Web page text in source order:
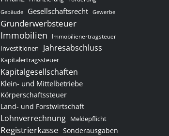
Gebäude Gesellschaftsrecht Gewerbe
Grunderwerbsteuer
Immobilien Immobilienertragsteuer
Investitionen Jahresabschluss
Kapitalertragssteuer
Kapitalgesellschaften
Klein- und Mittelbetriebe
Körperschaftssteuer
Land- und Forstwirtschaft
Lohnverrechnung Meldepflicht
Registrierkasse Sonderausgaben